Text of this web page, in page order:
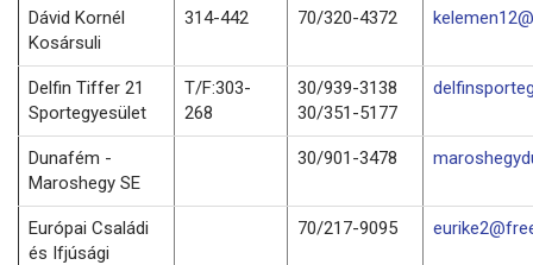
Dávid Kornél
Kosársuli
314-442 70/320-4372
Delfin Tiffer 21
Sportegyesület
T/F:303-
268
30/939-3138
30/351-5177
Dunafém -
Maroshegy SE
30/901-3478
Európai Családi
és Ifjúsági
70/217-9095